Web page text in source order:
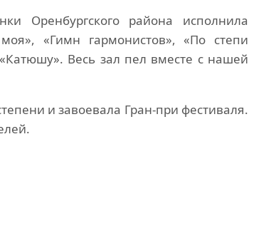
Оренбургского района исполнила
«Гимн гармонистов», «По степи
Весь зал пел вместе с нашей
и завоевала Гран-при фестиваля.